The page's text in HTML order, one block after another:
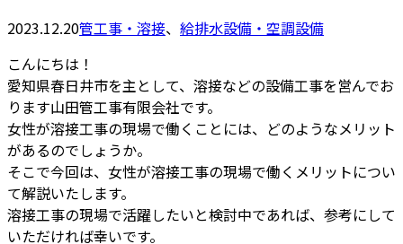
2023.12.20管工事・溶接、 給排水設備・空調設備
こんにちは！
愛知県春日井市を主として、溶接などの設備工事を営んでお
ります山田管工事有限会社です。
女性が溶接工事の現場で働くことには、どのようなメリット
があるのでしょうか。
そこで今回は、女性が溶接工事の現場で働くメリットについ
て解説いたします。
溶接工事の現場で活躍したいと検討中であれば、参考にして
いただければ幸いです。